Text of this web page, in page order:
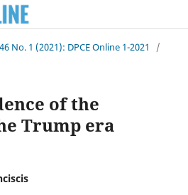
No. 1 (2021): DPCE Online 1-2021
/
of the
Trump era